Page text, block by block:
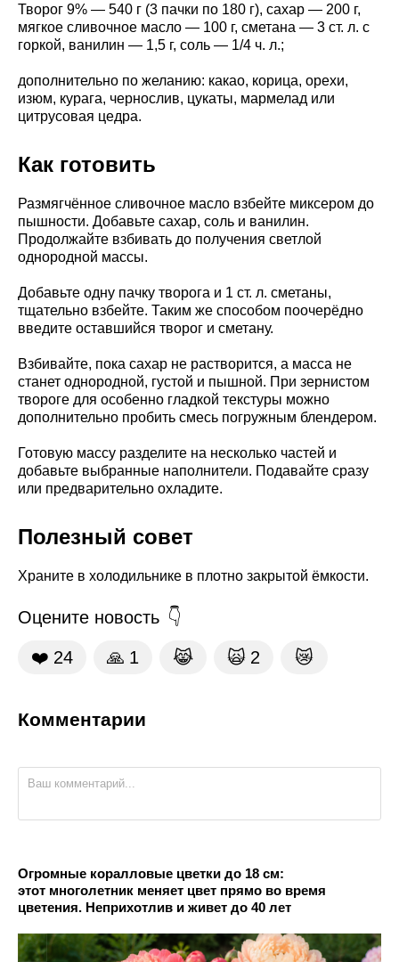
Творог 9% — 540 г (3 пачки по 180 г), сахар — 200 г,
мягкое сливочное масло — 100 г, сметана — 3 ст. л. с
горкой, ванилин — 1,5 г, соль — 1/4 ч. л.;
дополнительно по желанию: какао, корица, орехи,
изюм, курага, чернослив, цукаты, мармелад или
цитрусовая цедра.
Как готовить
Размягчённое сливочное масло взбейте миксером до
пышности. Добавьте сахар, соль и ванилин.
Продолжайте взбивать до получения светлой
однородной массы.
Добавьте одну пачку творога и 1 ст. л. сметаны,
тщательно взбейте. Таким же способом поочерёдно
введите оставшийся творог и сметану.
Взбивайте, пока сахар не растворится, а масса не
станет однородной, густой и пышной. При зернистом
твороге для особенно гладкой текстуры можно
дополнительно пробить смесь погружным блендером.
Готовую массу разделите на несколько частей и
добавьте выбранные наполнители. Подавайте сразу
или предварительно охладите.
Полезный совет
Храните в холодильнике в плотно закрытой ёмкости.
Оцените новость
❤️ 24 🙏 1 😹 🙀 2 😿
Комментарии
Огромные коралловые цветки до 18 см:
этот многолетник меняет цвет прямо во время
цветения. Неприхотлив и живет до 40 лет